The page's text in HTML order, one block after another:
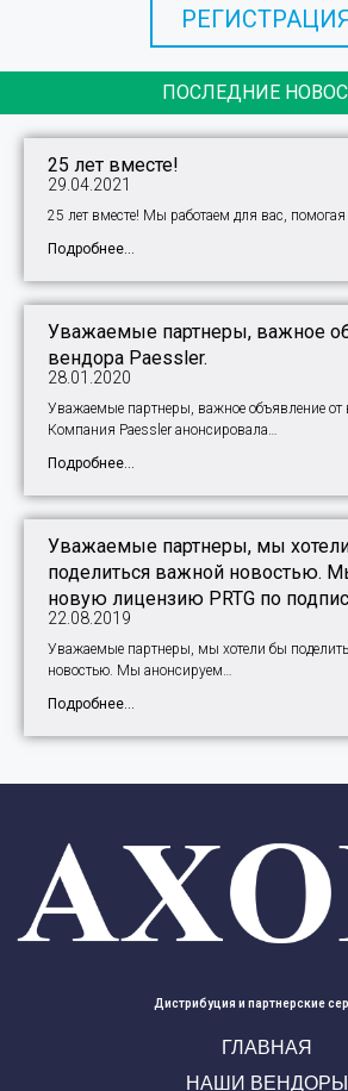
ПОСЛЕДНИЕ
25 лет вместе!
29.04.2021
25 лет вместе! Мы работаем для вас,
Подробнее...
Уважаемые партнеры, важное
вендора Paessler.
28.01.2020
Уважаемые партнеры, важное объявление от
Компания Paessler анонсировала…
Подробнее...
Уважаемые партнеры, мы
поделиться важной новостью.
новую лицензию PRTG по
22.08.2019
Уважаемые партнеры, мы хотели бы
новостью. Мы анонсируем…
Подробнее...
Дистрибуция и партнерские
ГЛАВНАЯ
НАШИ ВЕНДОРЫ